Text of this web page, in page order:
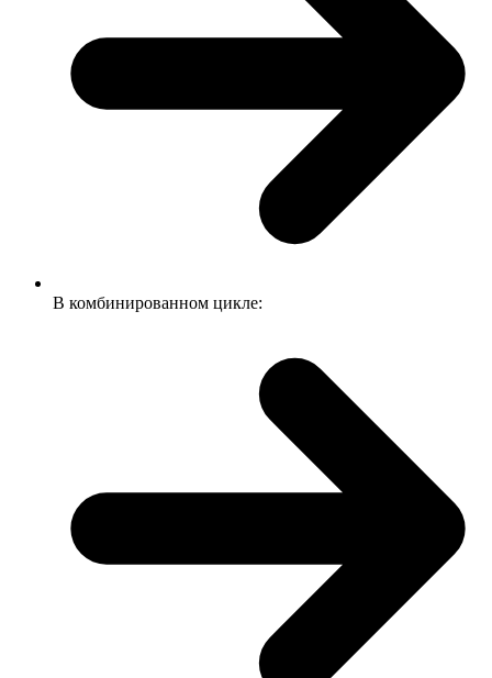
В комбинированном цикле: